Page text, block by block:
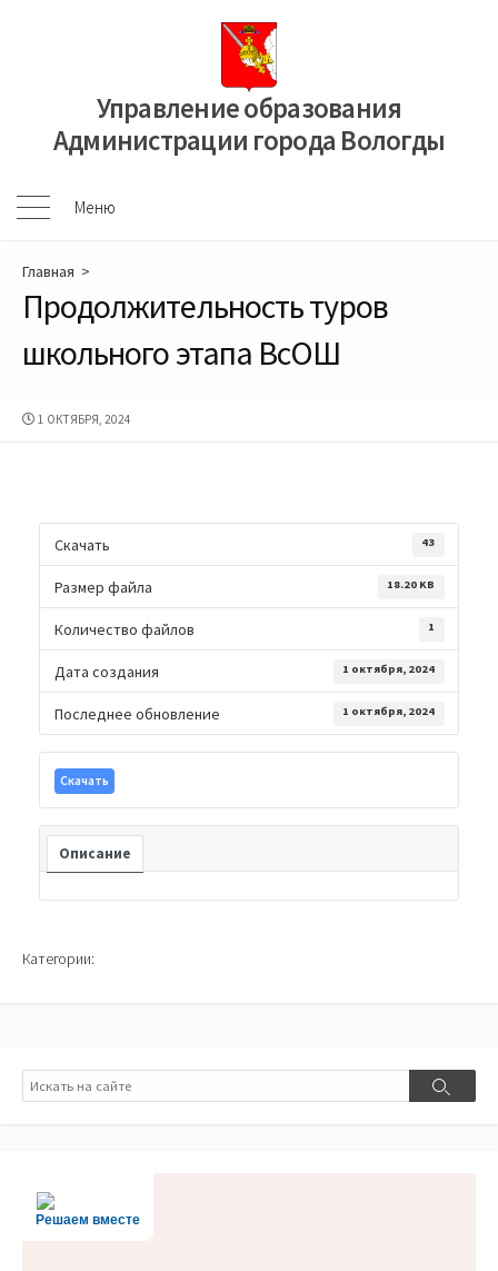
Управление образования
Администрации города Вологды
Меню
Меню
Главная >
Продолжительность туров
школьного этапа ВсОШ
ДАТА
1 ОКТЯБРЯ, 2024
Скачать 43
Размер файла 18.20 KB
Количество файлов 1
Дата создания 1 октября, 2024
Последнее обновление 1 октября, 2024
Скачать
Описание
Категории:
Поиск
Поиск
Решаем вместе